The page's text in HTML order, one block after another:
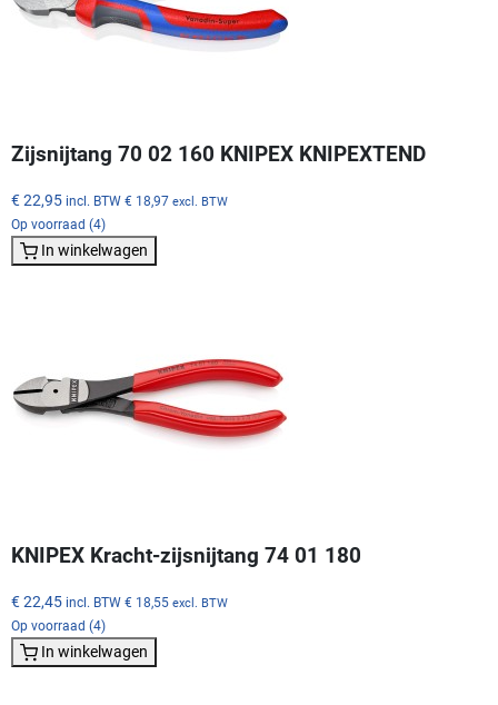
Zijsnijtang 70 02 160 KNIPEX KNIPEXTEND
€ 22,95 incl. BTW € 18,97 excl. BTW
Op voorraad (4)
In winkelwagen
KNIPEX Kracht-zijsnijtang 74 01 180
€ 22,45 incl. BTW € 18,55 excl. BTW
Op voorraad (4)
In winkelwagen